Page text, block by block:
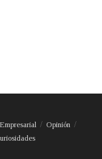
Empresarial
Opinión